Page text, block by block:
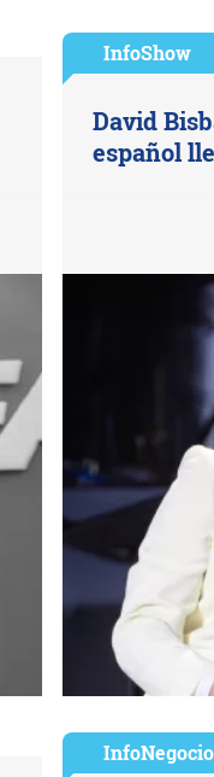
InfoShow
David
español